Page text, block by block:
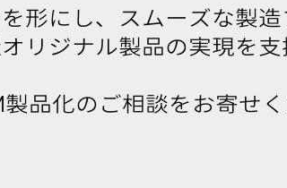
形にし、スムーズな製
リジナル製品の実現を支
品化のご相談をお寄せく